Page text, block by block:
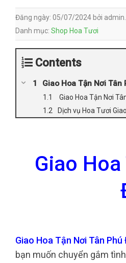
Đăng ngày: 05/07/2024 bởi
Danh mục: Shop Hoa Tươi
Contents
Giao Hoa Tận Nơi Tân
Giao Hoa Tận Nơi
Dịch vụ Hoa Tươi
Giao
Giao Hoa Tận Nơi Tân
bạn muốn chuyển gắm